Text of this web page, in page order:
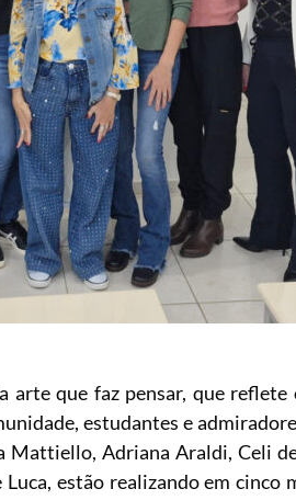
arte que faz pensar, que
estudantes e
Mattiello, Adriana Araldi, Celi
estão realizando em